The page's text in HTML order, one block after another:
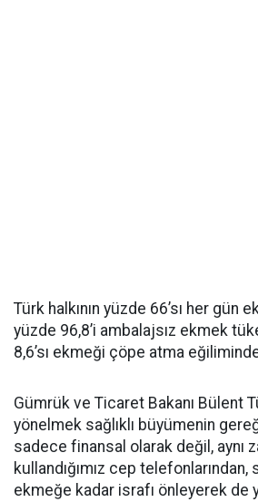
Türk halkının yüzde 66’sı her gün
yüzde 96,8’i ambalajsız ekmek
8,6’sı ekmeği çöpe atma
Gümrük ve Ticaret Bakanı Bülent
yönelmek sağlıklı büyümenin
sadece finansal olarak değil, aynı
kullandığımız cep telefonlarından,
ekmeğe kadar israfı önleyerek de